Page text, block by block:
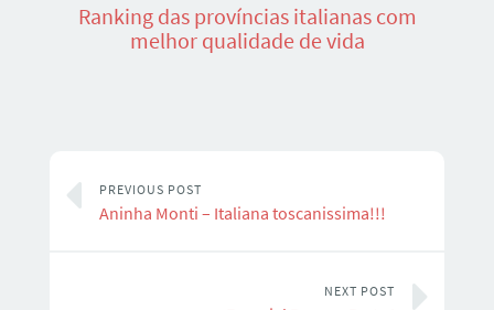
Ranking das províncias italianas com
melhor qualidade de vida
PREVIOUS POST
Aninha Monti – Italiana toscanissima!!!
NEXT POST